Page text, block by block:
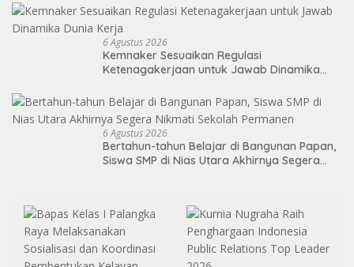
6 Agustus 2026
Kemnaker Sesuaikan Regulasi
Ketenagakerjaan untuk Jawab Dinamika
6 Agustus 2026
Bertahun-tahun Belajar di Bangunan Papan,
Siswa SMP di Nias Utara Akhirnya Segera